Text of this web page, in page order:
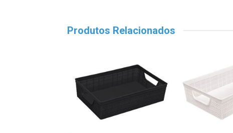
Produtos Relacionados